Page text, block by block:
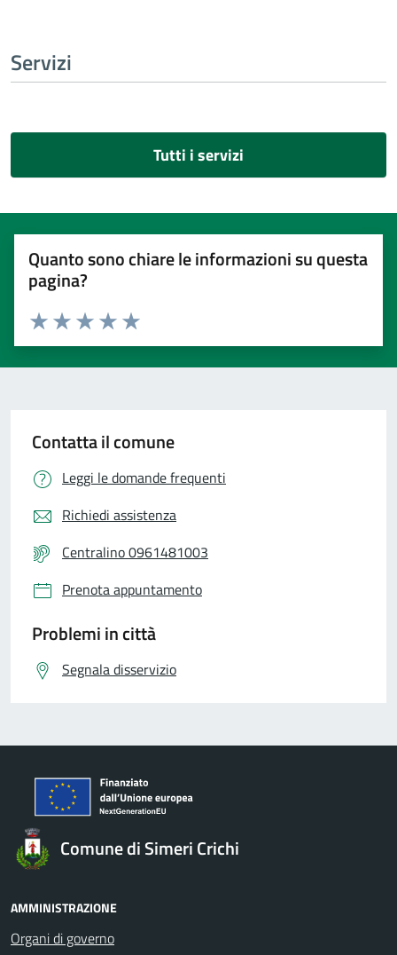
Servizi
Tutti i servizi
Quanto sono chiare le informazioni su questa
pagina?
Valuta 5 stelle su 5
Valuta 4 stelle su 5
Valuta 3 stelle su 5
Valuta 2 stelle su 5
Valuta 1 stelle su 5
Contatta il comune
Leggi le domande frequenti
Richiedi assistenza
Centralino 0961481003
Prenota appuntamento
Problemi in città
Segnala disservizio
Comune di Simeri Crichi
AMMINISTRAZIONE
Organi di governo